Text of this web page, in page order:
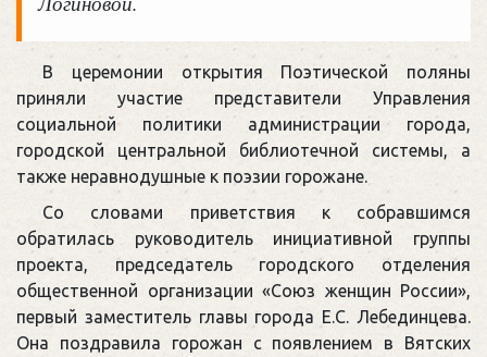
В церемонии открытия Поэтической поляны
приняли участие представители Управления
социальной политики администрации города,
городской центральной библиотечной системы, а
также неравнодушные к поэзии горожане.
Со словами приветствия к собравшимся
обратилась руководитель инициативной группы
проекта, председатель городского отделения
общественной организации «Союз женщин России»,
первый заместитель главы города Е.С. Лебединцева.
Она поздравила горожан с появлением в Вятских